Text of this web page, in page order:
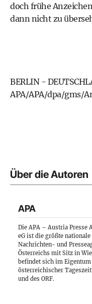
doch frühe
dann nicht zu
BERLIN -
APA/APA/dpa/gms/
Über die Autoren
APA
Die APA – Austria Presse
eG ist die größte nationale
Nachrichten- und
Österreichs mit Sitz in
befindet sich im Eigentum
österreichischer
und des ORF.